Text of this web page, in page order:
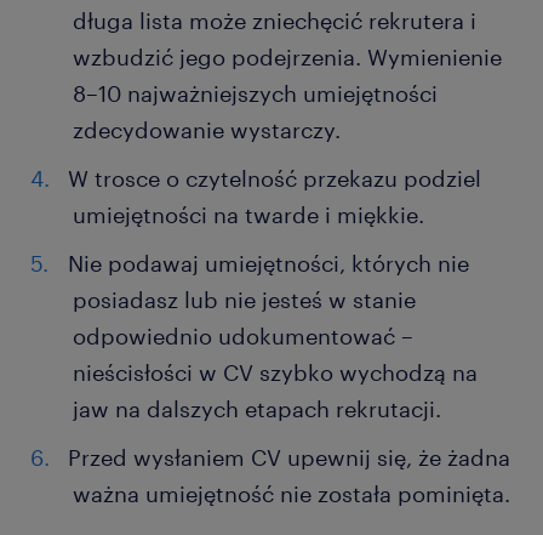
długa lista może zniechęcić rekrutera i
wzbudzić jego podejrzenia. Wymienienie
8–10 najważniejszych umiejętności
zdecydowanie wystarczy.
W trosce o czytelność przekazu podziel
umiejętności na twarde i miękkie.
Nie podawaj umiejętności, których nie
posiadasz lub nie jesteś w stanie
odpowiednio udokumentować –
nieścisłości w CV szybko wychodzą na
jaw na dalszych etapach rekrutacji.
Przed wysłaniem CV upewnij się, że żadna
ważna umiejętność nie została pominięta.